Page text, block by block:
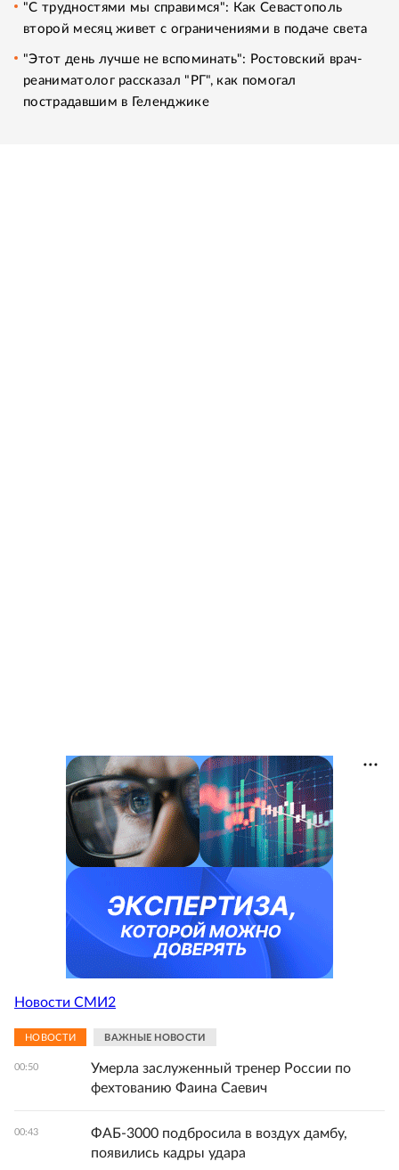
"С трудностями мы справимся": Как Севастополь
второй месяц живет с ограничениями в подаче света
"Этот день лучше не вспоминать": Ростовский врач-
реаниматолог рассказал "РГ", как помогал
пострадавшим в Геленджике
Новости СМИ2
НОВОСТИ ВАЖНЫЕ НОВОСТИ
00:50
Умерла заслуженный тренер России по
фехтованию Фаина Саевич
00:43
ФАБ-3000 подбросила в воздух дамбу,
появились кадры удара